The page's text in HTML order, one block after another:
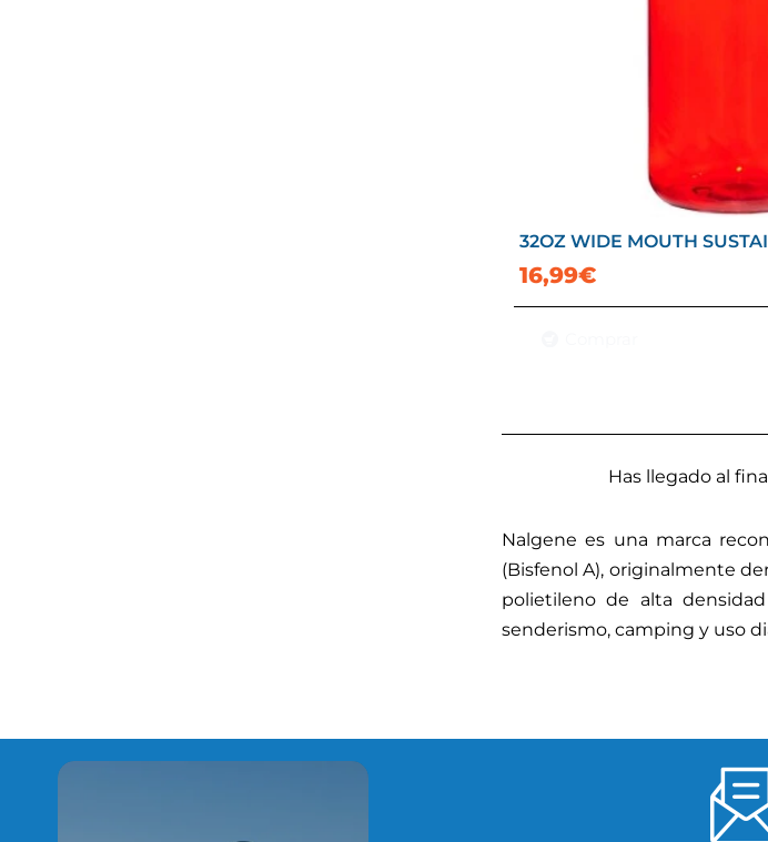
32OZ WIDE MOUTH
16,99€
Has llegado al
Nalgene es una marca
(Bisfenol A), originalmente
polietileno de alta
senderismo, camping y uso